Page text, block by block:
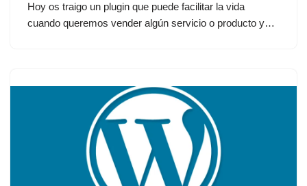
Hoy os traigo un plugin que puede facilitar la vida
cuando queremos vender algún servicio o producto y…